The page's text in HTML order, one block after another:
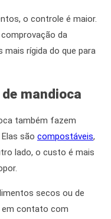
o controle é maior.
da
rígida do que para
de mandioca
também fazem
são compostáveis,
lado, o custo é mais
secos ou de
em contato com